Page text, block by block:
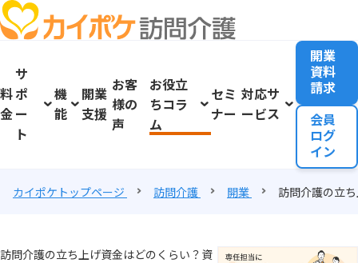
料
金
サ
ポ
ー
ト
機
能
開業
支援
お客
様の
声
お役立
ちコラ
ム
セミ
ナー
対応サ
ービス
開業
資料
請求
会員
ログ
イン
カイポケトップページ 訪問介護 開業 訪問介護の立
訪問介護の立ち上げ資金はどのくらい？資